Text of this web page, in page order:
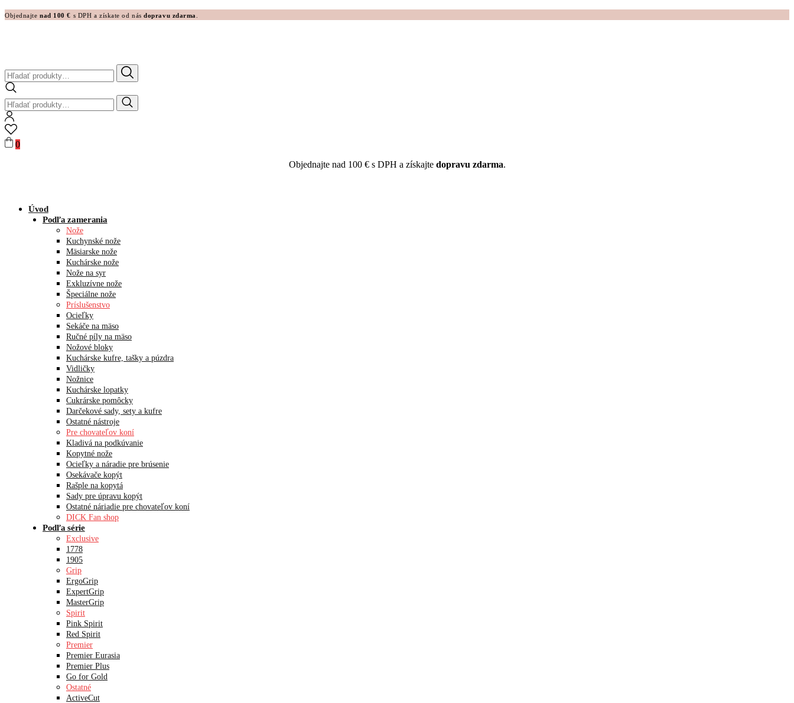
Objednajtenad 100 € s DPH a získate od násdopravu zdarma
Hľadať:
Hľadať:
0
Objednajte nad 100 € s DPH a získajte dopravu zdarma.
Úvod
Podľa zamerania
Nože
Kuchynské nože
Mäsiarske nože
Kuchárske nože
Nože na syr
Exkluzívne nože
Špeciálne nože
Príslušenstvo
Ocieľky
Sekáče na mäso
Ručné píly na mäso
Nožové bloky
Kuchárske kufre, tašky a púzdra
Vidličky
Nožnice
Kuchárske lopatky
Cukrárske pomôcky
Darčekové sady, sety a kufre
Ostatné nástroje
Pre chovateľov koní
Kladivá na podkúvanie
Kopytné nože
Ocieľky a náradie pre brúsenie
Osekávače kopýt
Rašple na kopytá
Sady pre úpravu kopýt
Ostatné náriadie pre chovateľov koní
DICK Fan shop
Podľa série
Exclusive
1778
1905
Grip
ErgoGrip
ExpertGrip
MasterGrip
Spirit
Pink Spirit
Red Spirit
Premier
Premier Eurasia
Premier Plus
Go for Gold
Ostatné
ActiveCut